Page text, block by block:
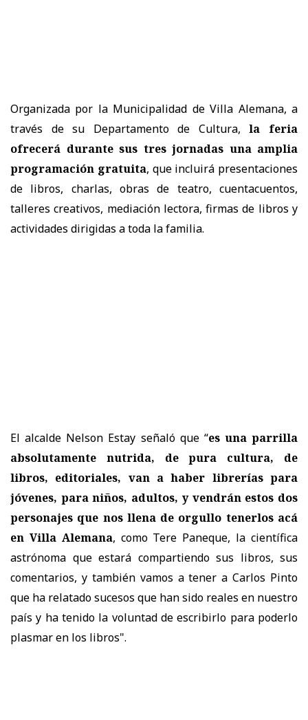
Organizada por la Municipalidad de Villa Alemana, a
través de su Departamento de Cultura,
la feria
ofrecerá durante sus tres jornadas una amplia
programación gratuita, que incluirá presentaciones
de libros, charlas, obras de teatro, cuentacuentos,
talleres creativos, mediación lectora, firmas de libros y
actividades dirigidas a toda la familia.
El alcalde Nelson Estay señaló que “es una parrilla
absolutamente nutrida, de pura cultura, de
libros, editoriales, van a haber librerías para
jóvenes, para niños, adultos, y vendrán estos dos
personajes que nos llena de orgullo tenerlos acá
en Villa Alemana, como Tere Paneque, la científica
astrónoma que estará compartiendo sus libros, sus
comentarios, y también vamos a tener a Carlos Pinto
que ha relatado sucesos que han sido reales en nuestro
país y ha tenido la voluntad de escribirlo para poderlo
plasmar en los libros".